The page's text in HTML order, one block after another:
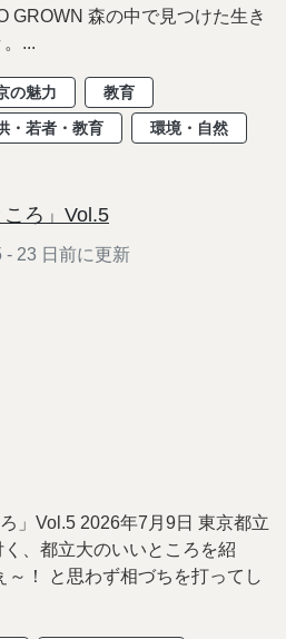
GROWN 森の中で見つけた生き
...
の魅力
教育
・若者・教育 環境・自然
ろ」Vol.5
- 23 日前に更新
」Vol.5 2026年7月9日 東京都立
、都立大のいいところを紹
～！ と思わず相づちを打ってし